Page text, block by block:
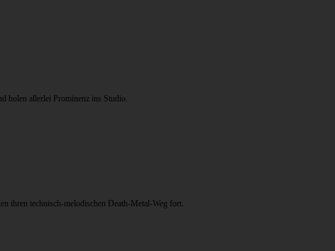
holen allerlei Prominenz ins Studio.
ihren technisch-melodischen Death-Metal-Weg fort.